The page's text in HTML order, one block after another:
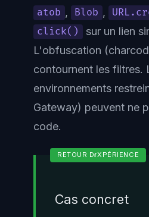
atob , Blob ,
click()
sur un lien
L'obfuscation
contournent les filtres.
environnements
Gateway) peuvent ne
code.
Cas concret